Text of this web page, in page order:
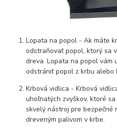
Lopata na popol - Ak máte
odstraňovať popol, ktorý sa
dreva. Lopata na popol vám
odstrániť popol z krbu alebo
Krbová vidlica - Krbová
uhoľnatých zvyškov, ktoré
skvelý nástroj pre bezpečné
dreveným palivom v krbe.